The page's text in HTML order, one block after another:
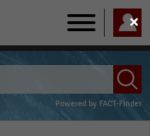
Main
navigation
Powered by FACT-Finder